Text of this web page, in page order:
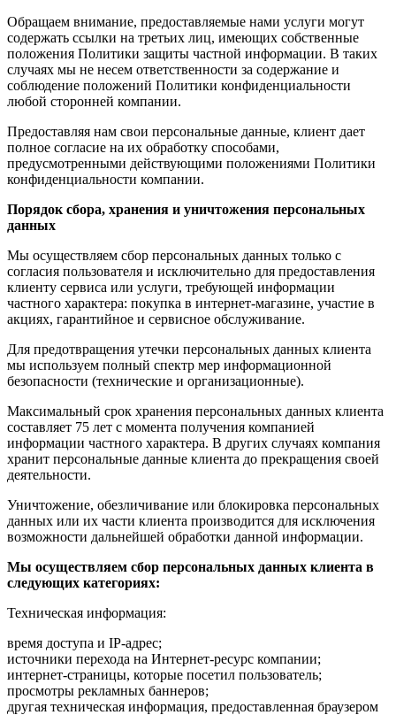
Обращаем внимание, предоставляемые нами услуги могут
содержать ссылки на третьих лиц, имеющих собственные
положения Политики защиты частной информации. В таких
случаях мы не несем ответственности за содержание и
соблюдение положений Политики конфиденциальности
любой сторонней компании.
Предоставляя нам свои персональные данные, клиент дает
полное согласие на их обработку способами,
предусмотренными действующими положениями Политики
конфиденциальности компании.
Порядок сбора, хранения и уничтожения персональных
данных
Мы осуществляем сбор персональных данных только с
согласия пользователя и исключительно для предоставления
клиенту сервиса или услуги, требующей информации
частного характера: покупка в интернет-магазине, участие в
акциях, гарантийное и сервисное обслуживание.
Для предотвращения утечки персональных данных клиента
мы используем полный спектр мер информационной
безопасности (технические и организационные).
Максимальный срок хранения персональных данных клиента
составляет 75 лет с момента получения компанией
информации частного характера. В других случаях компания
хранит персональные данные клиента до прекращения своей
деятельности.
Уничтожение, обезличивание или блокировка персональных
данных или их части клиента производится для исключения
возможности дальнейшей обработки данной информации.
Мы осуществляем сбор персональных данных клиента в
следующих категориях:
Техническая информация:
время доступа и IP-адрес;
источники перехода на Интернет-ресурс компании;
интернет-страницы, которые посетил пользователь;
просмотры рекламных баннеров;
другая техническая информация, предоставленная браузером